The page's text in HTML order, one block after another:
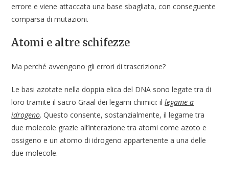
errore e viene attaccata una base sbagliata, con conseguente
comparsa di mutazioni.
Atomi e altre schifezze
Ma perché avvengono gli errori di trascrizione?
Le basi azotate nella doppia elica del DNA sono legate tra di
loro tramite il sacro Graal dei legami chimici: illegame a
idrogeno. Questo consente, sostanzialmente, il legame tra
due molecole grazie all’interazione tra atomi come azoto e
ossigeno e un atomo di idrogeno appartenente a una delle
due molecole.